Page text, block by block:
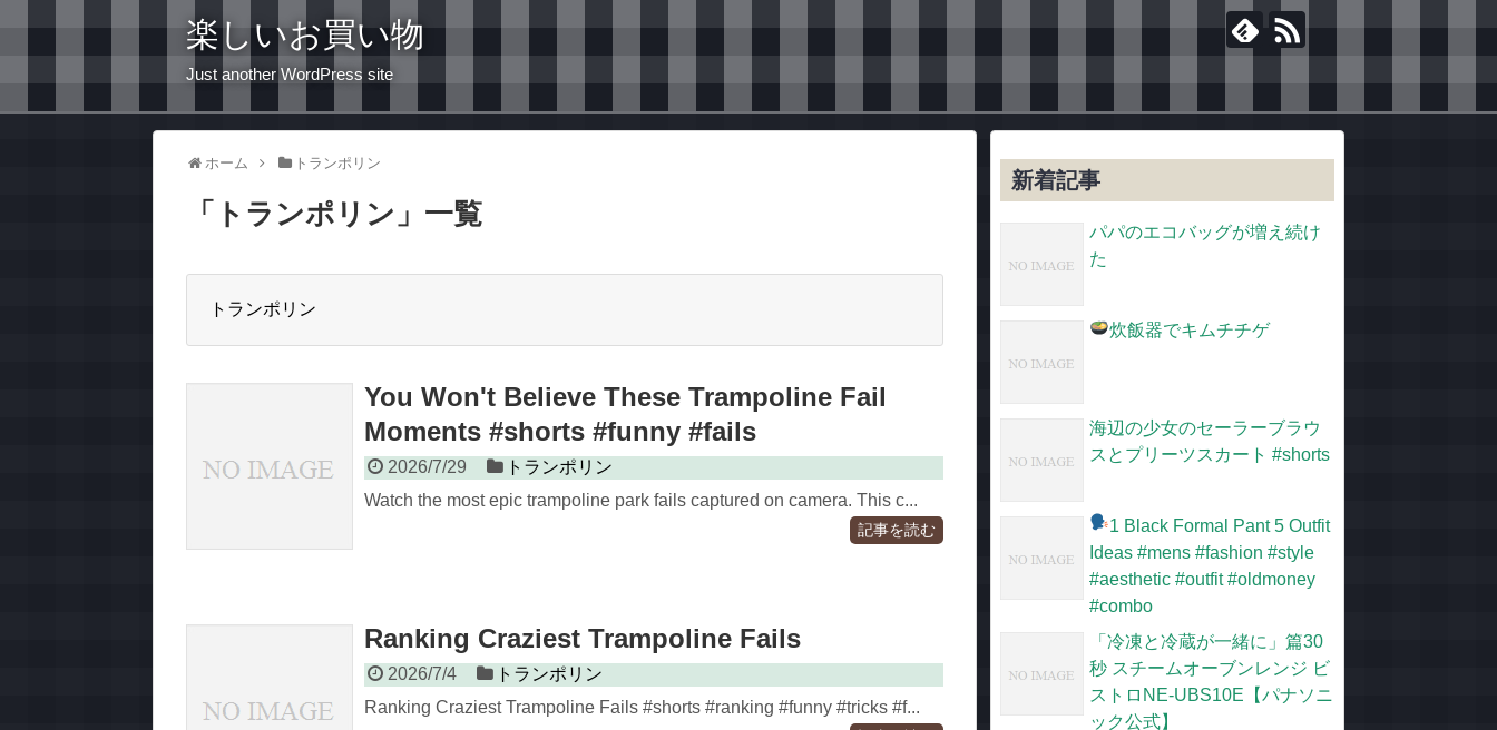
楽しいお買い物
Just another WordPress site
ホーム トランポリン
「 トランポリン 」 一覧
トランポリン
You Won't Believe These Trampoline Fail
Moments #shorts #funny #fails
2026/7/29
トランポリン
Watch the most epic trampoline park fails captured on camera. This c...
記事を読む
Ranking Craziest Trampoline Fails
2026/7/4
トランポリン
Ranking Craziest Trampoline Fails #shorts #ranking #funny #tricks #f...
新着記事
パパのエコバッグが増え続け
た
炊飯器でキムチチゲ
海辺の少女のセーラーブラウ
スとプリーツスカート #shorts
1 Black Formal Pant 5 Outfit
Ideas #mens #fashion #style
#aesthetic #outfit #oldmoney
#combo
「冷凍と冷蔵が一緒に」篇30
秒 スチームオーブンレンジ ビ
ストロNE-UBS10E【パナソニ
ック公式】